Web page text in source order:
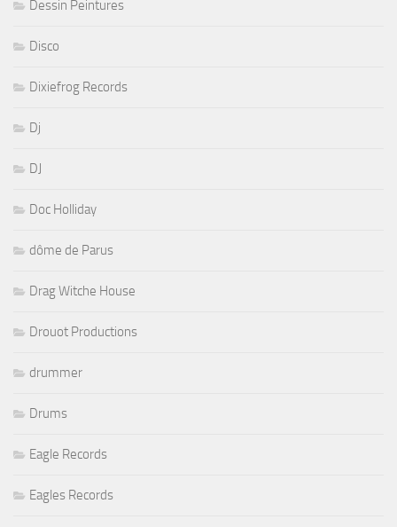
Dessin Peintures
Disco
Dixiefrog Records
Dj
DJ
Doc Holliday
dôme de Parus
Drag Witche House
Drouot Productions
drummer
Drums
Eagle Records
Eagles Records